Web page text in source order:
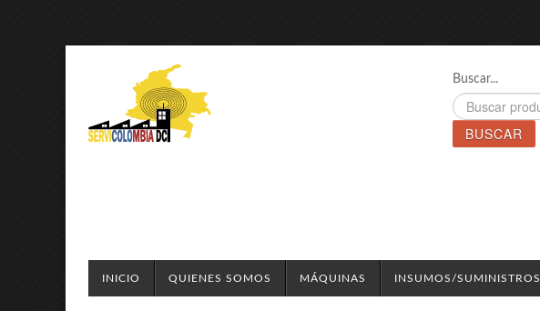
Buscar...
BUSCAR
INICIO QUIENES SOMOS MÁQUINAS INSUMOS/SUMINISTROS